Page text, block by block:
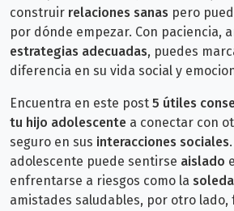
construir relaciones sanas pero
por dónde empezar. Con paciencia,
estrategias adecuadas, puedes
diferencia en su vida social y
Encuentra en este post 5 útiles
tu hijo adolescente a conectar con
seguro en sus interacciones sociales.
adolescente puede sentirse aislado
enfrentarse a riesgos como la
amistades saludables, por otro lado,